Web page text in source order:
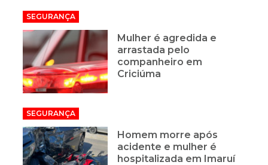
SEGURANÇA
Mulher é agredida e
arrastada pelo
companheiro em
Criciúma
SEGURANÇA
Homem morre após
acidente e mulher é
hospitalizada em Imaruí